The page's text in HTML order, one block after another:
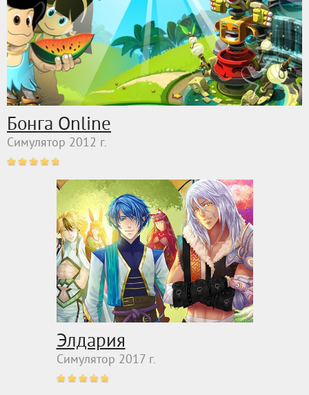
Бонга Online
Симулятор 2012 г.
Элдария
Симулятор 2017 г.